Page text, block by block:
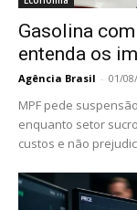
Gasolina
entenda os
Agência Brasil - 01/
MPF pede
enquanto setor
custos e não